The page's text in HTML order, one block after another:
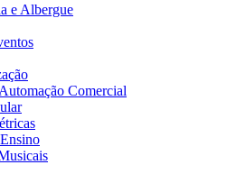
e Albergue
Comercial